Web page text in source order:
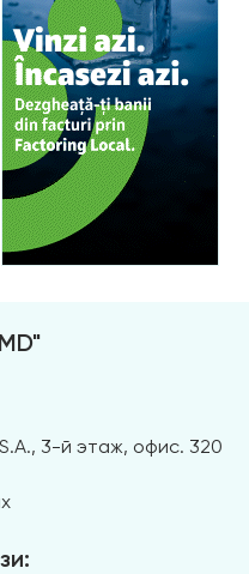
3-й этаж, офис. 320